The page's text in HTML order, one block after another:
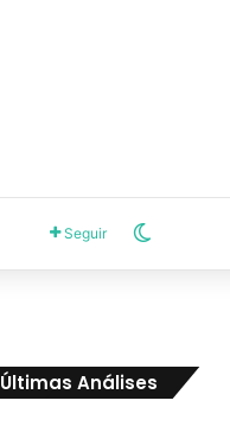
Seguir
Últimas Análises